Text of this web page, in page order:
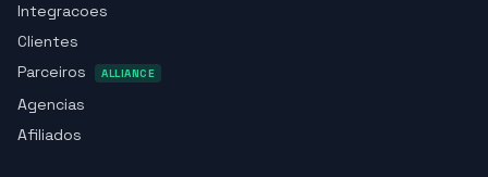
Integracoes
Clientes
Parceiros
ALLIANCE
Agencias
Afiliados